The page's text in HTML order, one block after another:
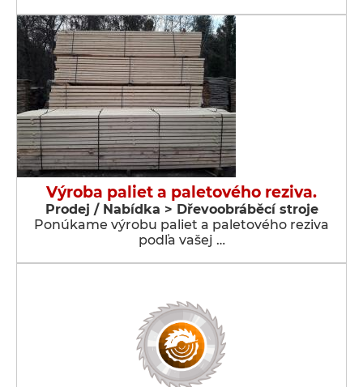
Výroba paliet a paletového reziva.
Prodej / Nabídka > Dřevoobráběcí stroje
Ponúkame výrobu paliet a paletového reziva
podľa vašej …